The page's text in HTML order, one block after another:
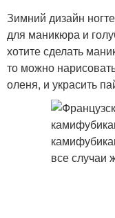
Зимний дизайн
для маникюра и
хотите сделать
то можно
оленя, и украсить